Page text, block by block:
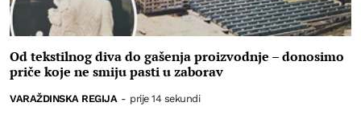
Od tekstilnog diva do gašenja proizvodnje – donosimo
priče koje ne smiju pasti u zaborav
VARAŽDINSKA REGIJA - prije 14 sekundi